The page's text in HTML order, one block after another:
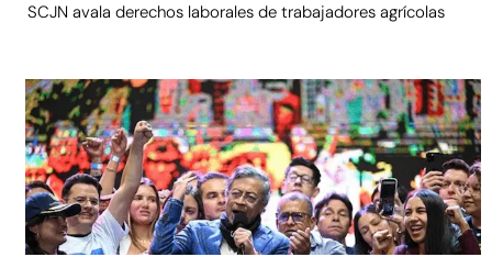
SCJN avala derechos laborales de trabajadores agrícolas